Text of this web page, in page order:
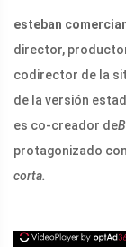
esteban
director,
codirector de la
de la versión
es co-creador de
protagonizado
corta.